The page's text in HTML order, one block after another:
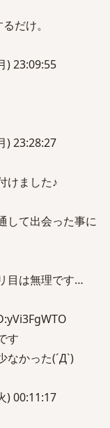
だけ。
) 23:09:55
) 23:28:27
けました♪
して出会った事に
目は無理です…
す
なかった(´Д`)
) 00:11:17